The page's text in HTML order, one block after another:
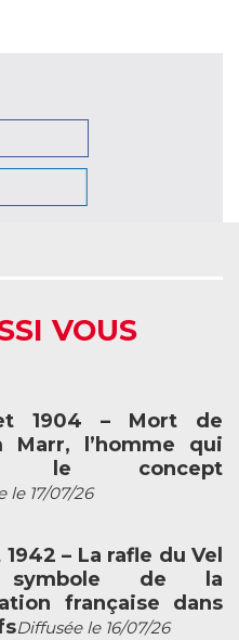
VOUS
1904 – Mort de
Marr, l’homme qui
le concept
le 17/07/26
– La rafle du Vel
symbole de la
française dans
Diffusée le 16/07/26